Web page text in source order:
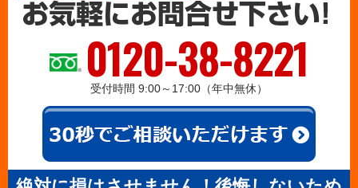
0120-38-8221
受付時間 9:00～17:00（年中無休）